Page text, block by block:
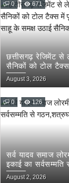
0 671
छत्तीसगढ़ रेजिमेंट से
सैनिकों को टोल
मंत्री तोखन साहू के
August 3, 2026
0 126
सर्व यादव समाज
इकाई का
लोरमी शहरी अध्यक्ष
August 2, 2026